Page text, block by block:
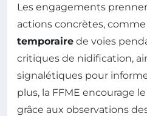
Les engagements
actions concrètes, comme
temporaire de voies
critiques de nidification,
signalétiques pour
plus, la FFME encourage le
grâce aux observations